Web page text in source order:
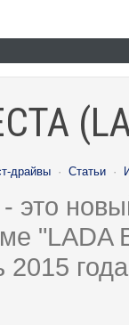
драйвы · Статьи ·
это
"LADA
2015